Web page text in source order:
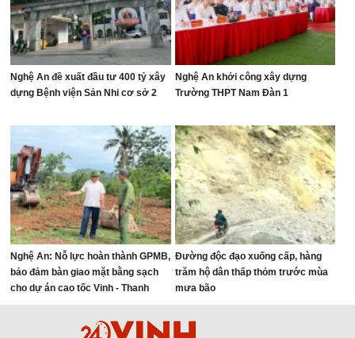
Nghệ An đề xuất đầu tư 400 tỷ xây
dựng Bệnh viện Sản Nhi cơ sở 2
Nghệ An khởi công xây dựng
Trường THPT Nam Đàn 1
Nghệ An: Nỗ lực hoàn thành GPMB,
bảo đảm bàn giao mặt bằng sạch
cho dự án cao tốc Vinh - Thanh
Thủy
Đường độc đạo xuống cấp, hàng
trăm hộ dân thấp thỏm trước mùa
mưa bão